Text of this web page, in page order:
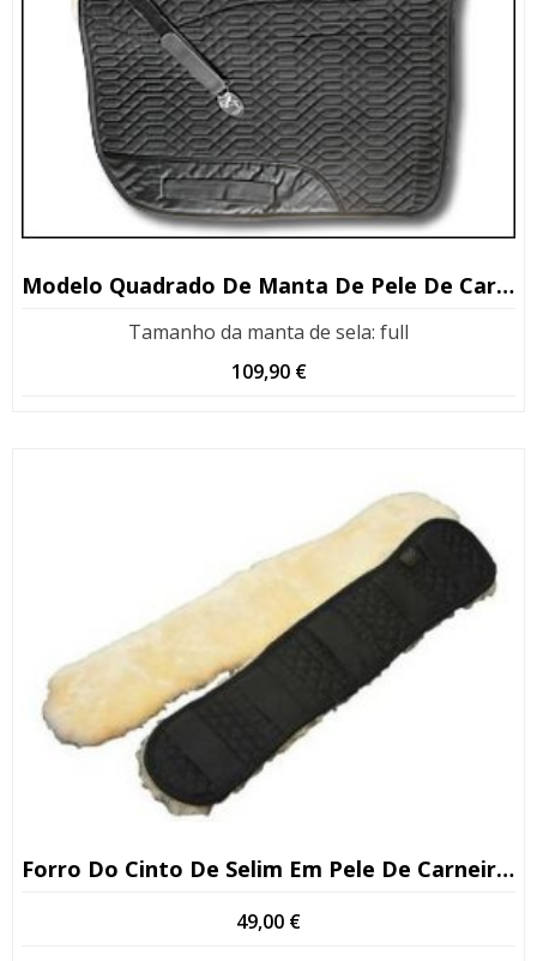
Modelo Quadrado De Manta De Pele De Carneiro
Tamanho da manta de sela: full
109,90 €
Forro Do Cinto De Selim Em Pele De Carneiro De Primeira Qualidade
49,00 €